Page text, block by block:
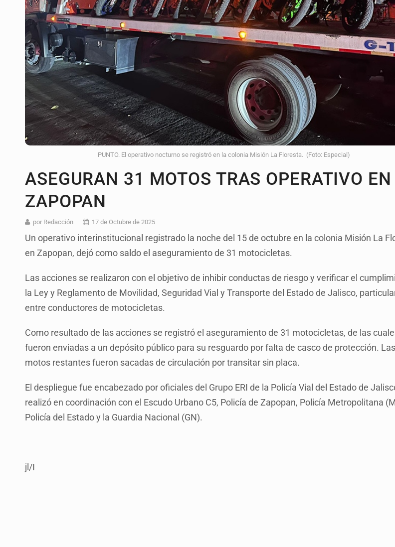
Detienen a tres miembros de red transnacional de tráfico de personas
México no está preparado para una intervención unilateral de EUA contra cárteles
PUNTO. El operativo nocturno se registró en la colonia Misión La Floresta. (Foto: Especial)
ASEGURAN 31 MOTOS TRAS OPERATIVO EN
ZAPOPAN
por Redacción 17 de Octubre de 2025
Un operativo interinstitucional registrado la noche del 15 de octubre en la colonia Misión La
en Zapopan, dejó como saldo el aseguramiento de 31 motocicletas.
Las acciones se realizaron con el objetivo de inhibir conductas de riesgo y verificar el
la Ley y Reglamento de Movilidad, Seguridad Vial y Transporte del Estado de Jalisco,
entre conductores de motocicletas.
Como resultado de las acciones se registró el aseguramiento de 31 motocicletas, de las
fueron enviadas a un depósito público para su resguardo por falta de casco de protección.
motos restantes fueron sacadas de circulación por transitar sin placa.
El despliegue fue encabezado por oficiales del Grupo ERI de la Policía Vial del Estado de
realizó en coordinación con el Escudo Urbano C5, Policía de Zapopan, Policía Metropolitana
Policía del Estado y la Guardia Nacional (GN).
jl/I